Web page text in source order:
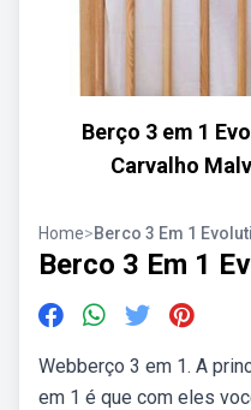
Berço 3 em 1
Carvalho
Home>Berco 3 Em 1
Berco 3 Em 1
Webberço 3 em 1. A
em 1 é que com eles